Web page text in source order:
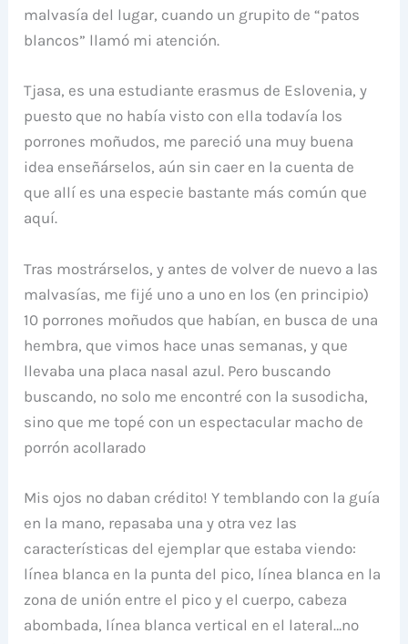
malvasía del lugar, cuando un grupito de “patos
blancos” llamó mi atención.
Tjasa, es una estudiante erasmus de Eslovenia, y
puesto que no había visto con ella todavía los
porrones moñudos, me pareció una muy buena
idea enseñárselos, aún sin caer en la cuenta de
que allí es una especie bastante más común que
aquí.
Tras mostrárselos, y antes de volver de nuevo a las
malvasías, me fijé uno a uno en los (en principio)
10 porrones moñudos que habían, en busca de una
hembra, que vimos hace unas semanas, y que
llevaba una placa nasal azul. Pero buscando
buscando, no solo me encontré con la susodicha,
sino que me topé con un espectacular macho de
porrón acollarado
Mis ojos no daban crédito! Y temblando con la guía
en la mano, repasaba una y otra vez las
características del ejemplar que estaba viendo:
línea blanca en la punta del pico, línea blanca en la
zona de unión entre el pico y el cuerpo, cabeza
abombada, línea blanca vertical en el lateral…no